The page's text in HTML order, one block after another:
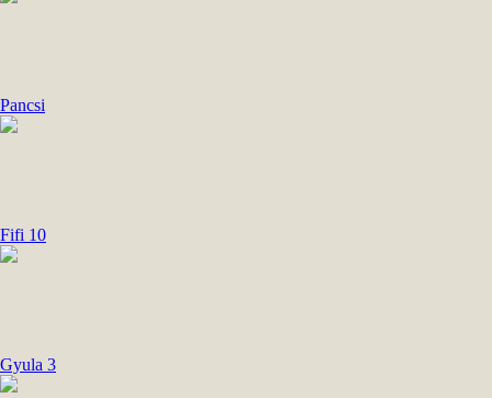
Pancsi
Fifi 10
Gyula 3